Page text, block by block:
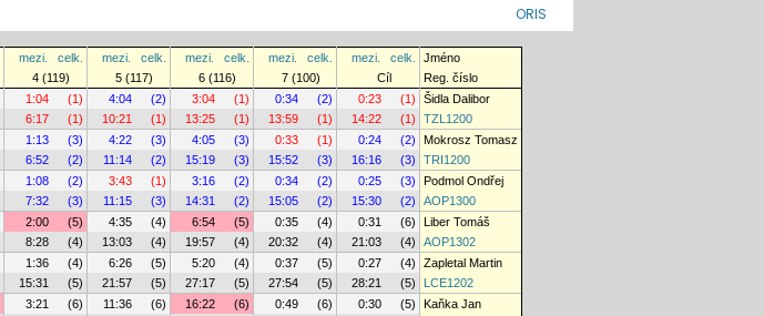
ORIS
mezi. celk. mezi. celk. mezi. celk. mezi. celk. mezi. celk.
Jméno
4 (119) 5 (117) 6 (116) 7 (100) Cíl
Reg. číslo
1:04 (1) 4:04 (2) 3:04 (1) 0:34 (2) 0:23 (1)
Šidla Dalibor
6:17 (1) 10:21 (1) 13:25 (1) 13:59 (1) 14:22 (1)
TZL1200
1:13 (3) 4:22 (3) 4:05 (3) 0:33 (1) 0:24 (2)
Mokrosz Tomasz
6:52 (2) 11:14 (2) 15:19 (3) 15:52 (3) 16:16 (3)
TRI1200
1:08 (2) 3:43 (1) 3:16 (2) 0:34 (2) 0:25 (3)
Podmol Ondřej
7:32 (3) 11:15 (3) 14:31 (2) 15:05 (2) 15:30 (2)
AOP1300
2:00 (5) 4:35 (4) 6:54 (5) 0:35 (4) 0:31 (6)
Liber Tomáš
8:28 (4) 13:03 (4) 19:57 (4) 20:32 (4) 21:03 (4)
AOP1302
1:36 (4) 6:26 (5) 5:20 (4) 0:37 (5) 0:27 (4)
Zapletal Martin
15:31 (5) 21:57 (5) 27:17 (5) 27:54 (5) 28:21 (5)
LCE1202
3:21 (6) 11:36 (6) 16:22 (6) 0:49 (6) 0:30 (5)
Kaňka Jan